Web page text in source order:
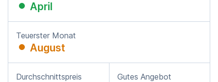
April
Teuerster Monat
August
Durchschnittspreis Gutes Angebot